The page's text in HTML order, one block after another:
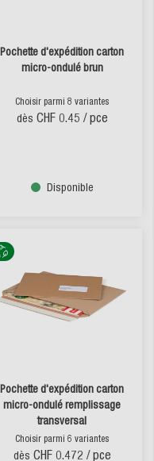
Pochette d'expédition carton
micro-ondulé brun
Choisir parmi 8 variantes
dès CHF 0.45 / pce
Disponible
Pochette d'expédition carton
micro-ondulé remplissage
transversal
Choisir parmi 6 variantes
dès CHF 0.472 / pce